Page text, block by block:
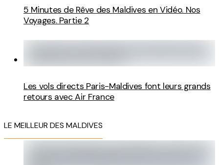
5 Minutes de Rêve des Maldives en Vidéo. Nos
Voyages. Partie 2
Les vols directs Paris-Maldives font leurs grands
retours avec Air France
LE MEILLEUR DES MALDIVES